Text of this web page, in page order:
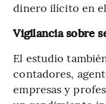
dinero ilícito en
Vigilancia sobre
El estudio
contadores,
empresas y